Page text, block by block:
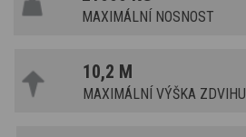
MAXIMÁLNÍ NOSNOST
10,2 M
MAXIMÁLNÍ VÝŠKA ZDVIHU